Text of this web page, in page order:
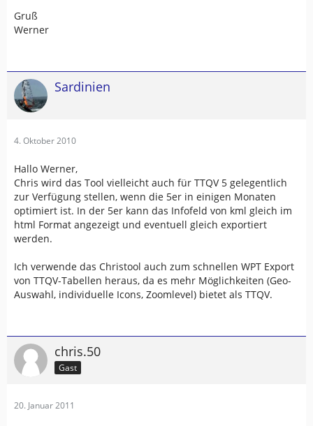
Gruß
Werner
Sardinien
4. Oktober 2010
Hallo Werner,
Chris wird das Tool vielleicht auch für TTQV 5 gelegentlich
zur Verfügung stellen, wenn die 5er in einigen Monaten
optimiert ist. In der 5er kann das Infofeld von kml gleich im
html Format angezeigt und eventuell gleich exportiert
werden.
Ich verwende das Christool auch zum schnellen WPT Export
von TTQV-Tabellen heraus, da es mehr Möglichkeiten (Geo-
Auswahl, individuelle Icons, Zoomlevel) bietet als TTQV.
chris.50
Gast
20. Januar 2011